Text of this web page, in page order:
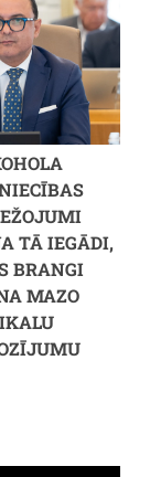
TĀ IEGĀDI,
BRANGI
MAZO